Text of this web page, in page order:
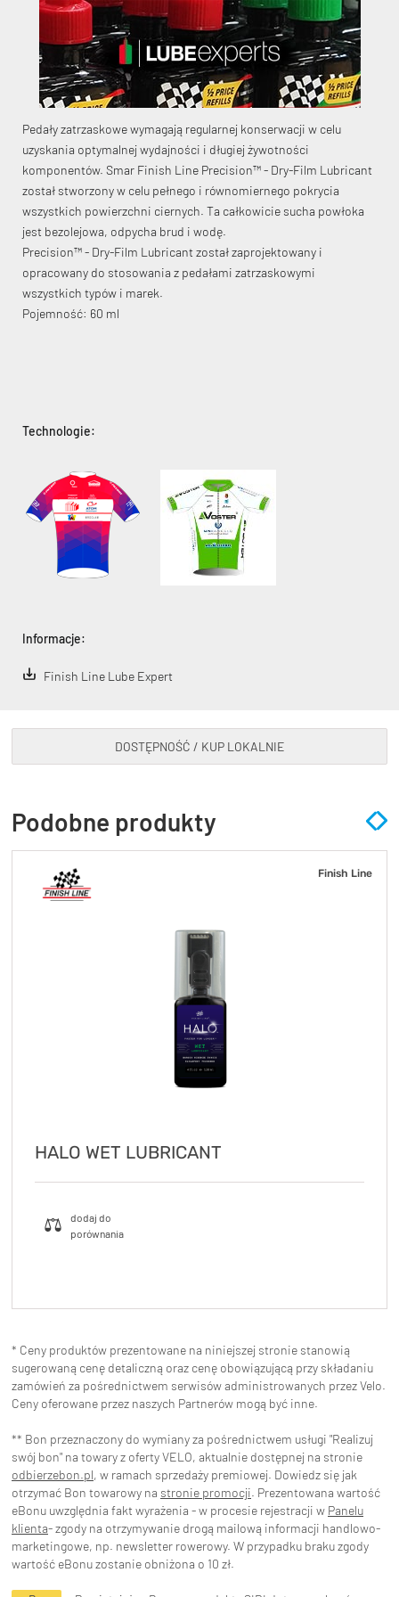
KryptoFlex Key Cable
34,90 zł* 89,00 zł*
Pedały zatrzaskowe wymagają regularnej konserwacji w celu
uzyskania optymalnej wydajności i długiej żywotności
komponentów. Smar Finish Line Precision™ - Dry-Film Lubricant
został stworzony w celu pełnego i równomiernego pokrycia
wszystkich powierzchni ciernych. Ta całkowicie sucha powłoka
jest bezolejowa, odpycha brud i wodę.
Precision™ - Dry-Film Lubricant został zaprojektowany i
opracowany do stosowania z pedałami zatrzaskowymi
wszystkich typów i marek.
Pojemność: 60 ml
Technologie:
Informacje:
Finish Line Lube Expert
DOSTĘPNOŚĆ / KUP LOKALNIE
Podobne produkty
Finish Line
HALO WET LUBRICANT
* Ceny produktów prezentowane na niniejszej stronie stanowią
sugerowaną cenę detaliczną oraz cenę obowiązującą przy składaniu
zamówień za pośrednictwem serwisów administrowanych przez Velo.
Ceny oferowane przez naszych Partnerów mogą być inne.
** Bon przeznaczony do wymiany za pośrednictwem usługi "Realizuj
swój bon" na towary z oferty VELO, aktualnie dostępnej na stronie
odbierzebon.pl, w ramach sprzedaży premiowej. Dowiedz się jak
otrzymać Bon towarowy na stronie promocji. Prezentowana wartość
eBonu uwzględnia fakt wyrażenia - w procesie rejestracji w Panelu
klienta- zgody na otrzymywanie drogą mailową informacji handlowo-
marketingowe, np. newsletter rowerowy. W przypadku braku zgody
wartość eBonu zostanie obniżona o 10 zł.